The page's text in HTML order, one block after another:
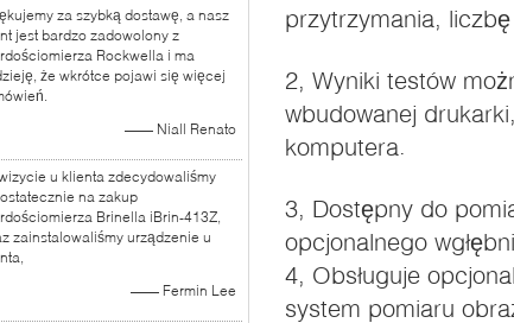
za szybką dostawę, a nasz
jest bardzo zadowolony z
Rockwella i ma
że wkrótce pojawi się więcej
—— Niall Renato
u klienta zdecydowaliśmy
na zakup
Brinella iBrin-413Z,
zainstalowaliśmy urządzenie u
—— Fermin Lee
przytrzymania,
2, Wyniki testów
wbudowanej
komputera.
3, Dostępny do
opcjonalnego
4, Obsługuje
system pomiaru